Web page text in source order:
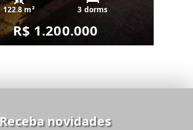
122.8 m² 3 dorms
R$ 1.200.000
Receba novidades